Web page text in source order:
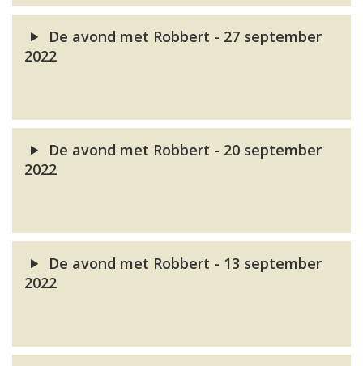
De avond met Robbert - 27 september
2022
De avond met Robbert - 20 september
2022
De avond met Robbert - 13 september
2022